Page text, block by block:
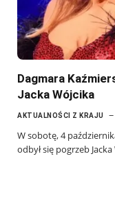
Dagmara
Jacka Wójcika
AKTUALNOŚCI Z KRAJU
W sobotę, 4
odbył się pogrzeb